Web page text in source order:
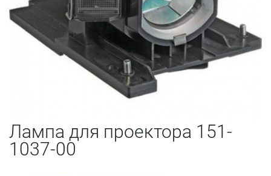
Лампа для проектора 151-
1037-00